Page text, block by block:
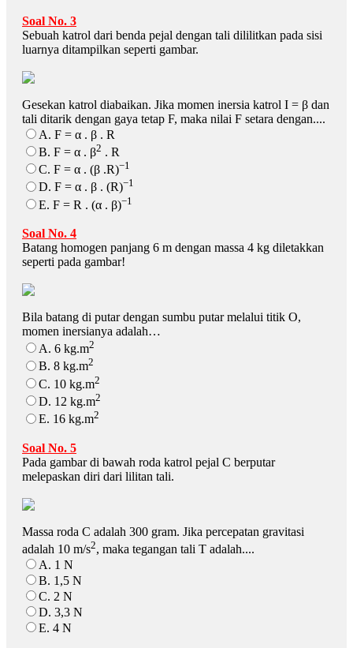
Soal No. 3
Sebuah katrol dari benda pejal dengan tali dililitkan pada sisi
luarnya ditampilkan seperti gambar.
Gesekan katrol diabaikan. Jika momen inersia katrol I = β dan
tali ditarik dengan gaya tetap F, maka nilai F setara dengan....
A. F = α . β . R
B. F = α . β2 . R
C. F = α . (β .R)−1
D. F = α . β . (R)−1
E. F = R . (α . β)−1
Soal No. 4
Batang homogen panjang 6 m dengan massa 4 kg diletakkan
seperti pada gambar!
Bila batang di putar dengan sumbu putar melalui titik O,
momen inersianya adalah…
A. 6 kg.m2
B. 8 kg.m2
C. 10 kg.m2
D. 12 kg.m2
E. 16 kg.m2
Soal No. 5
Pada gambar di bawah roda katrol pejal C berputar
melepaskan diri dari lilitan tali.
Massa roda C adalah 300 gram. Jika percepatan gravitasi
adalah 10 m/s2, maka tegangan tali T adalah....
A. 1 N
B. 1,5 N
C. 2 N
D. 3,3 N
E. 4 N